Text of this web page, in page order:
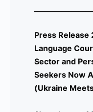
Press Release
Language
Sector and
Seekers Now
(Ukraine
the EU)
Un proyecto
integración de
personas de